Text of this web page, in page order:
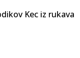
Kec iz rukava